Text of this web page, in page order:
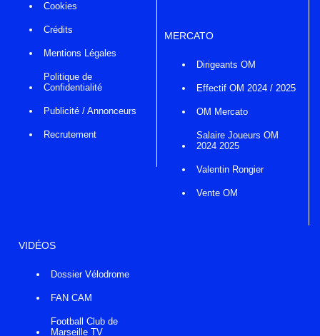
Cookies
Crédits
Mentions Légales
Politique de
Confidentialité
Publicité / Annonceurs
Recrutement
MERCATO
Dirigeants OM
Effectif OM 2024 / 2025
OM Mercato
Salaire Joueurs OM
2024 2025
Valentin Rongier
Vente OM
VIDÉOS
Dossier Vélodrome
FAN CAM
Football Club de
Marseille TV